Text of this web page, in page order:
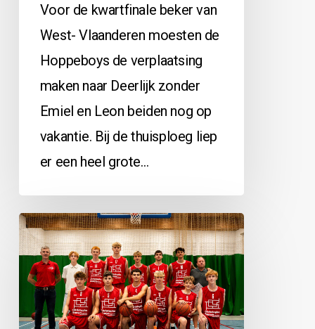
Voor de kwartfinale beker van
West- Vlaanderen moesten de
Hoppeboys de verplaatsing
maken naar Deerlijk zonder
Emiel en Leon beiden nog op
vakantie. Bij de thuisploeg liep
er een heel grote…
J18A
vs
Basket@Sea:
103-